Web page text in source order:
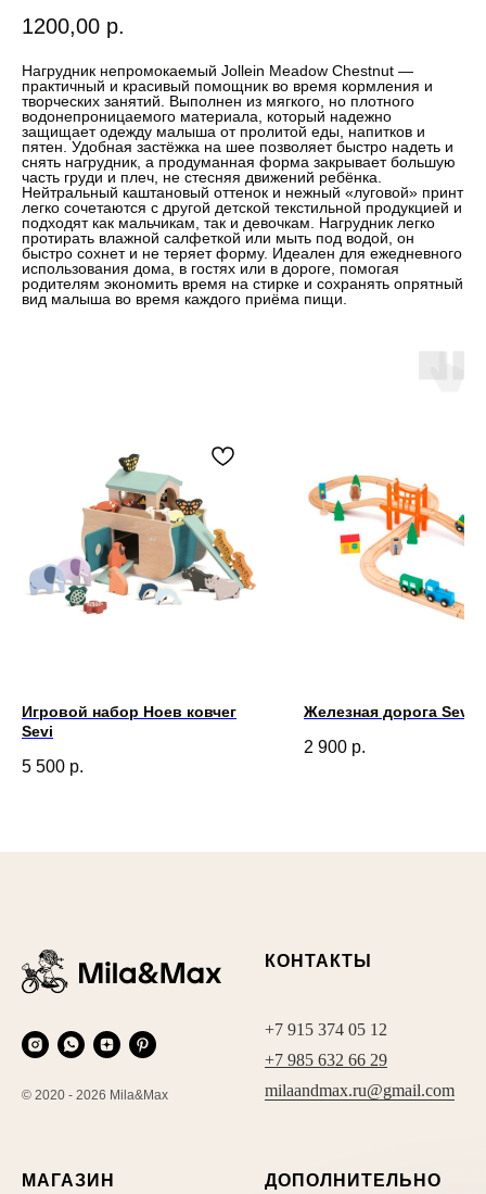
1200,00 р.
Нагрудник непромокаемый Jollein Meadow Chestnut —
практичный и красивый помощник во время кормления и
творческих занятий. Выполнен из мягкого, но плотного
водонепроницаемого материала, который надежно
защищает одежду малыша от пролитой еды, напитков и
пятен. Удобная застёжка на шее позволяет быстро надеть и
снять нагрудник, а продуманная форма закрывает большую
часть груди и плеч, не стесняя движений ребёнка.
Нейтральный каштановый оттенок и нежный «луговой» принт
легко сочетаются с другой детской текстильной продукцией и
подходят как мальчикам, так и девочкам. Нагрудник легко
протирать влажной салфеткой или мыть под водой, он
быстро сохнет и не теряет форму. Идеален для ежедневного
использования дома, в гостях или в дороге, помогая
родителям экономить время на стирке и сохранять опрятный
вид малыша во время каждого приёма пищи.
Игровой набор Ноев ковчег
Sevi
5 500 р.
Железная дорога Sevi
2 900 р.
© 2020 - 2026 Mila&Max
КОНТАКТЫ
+7 915 374 05 12
+7 985 632 66 29
milaandmax.ru@gmail.com
МАГАЗИН ДОПОЛНИТЕЛЬНО